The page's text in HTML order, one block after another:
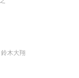
木大翔